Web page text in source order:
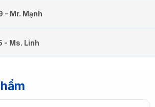
- Mr. Mạnh
- Ms. Linh